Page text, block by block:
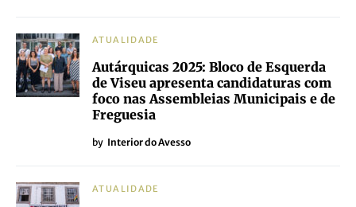
ATUALIDADE
Autárquicas 2025: Bloco de Esquerda
de Viseu apresenta candidaturas com
foco nas Assembleias Municipais e de
Freguesia
by Interior do Avesso
ATUALIDADE